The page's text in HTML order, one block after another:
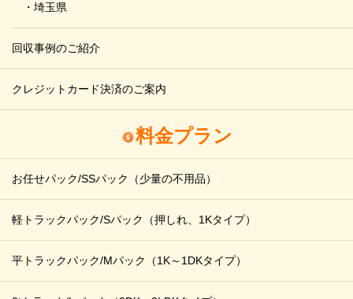
・埼玉県
回収事例のご紹介
クレジットカード決済のご案内
料金プラン
お任せパック/SSパック （少量の不用品）
軽トラックパック/Sパック （押しれ、1Kタイプ）
平トラックパック/Mパック （1K～1DKタイプ）